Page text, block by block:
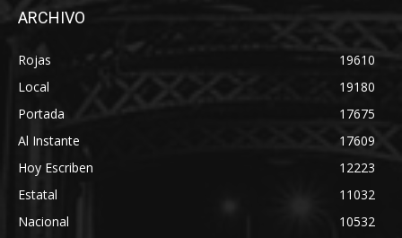
ARCHIVO
Rojas
19610
Local
19180
Portada
17675
Al Instante
17609
Hoy Escriben
12223
Estatal
11032
Nacional
10532